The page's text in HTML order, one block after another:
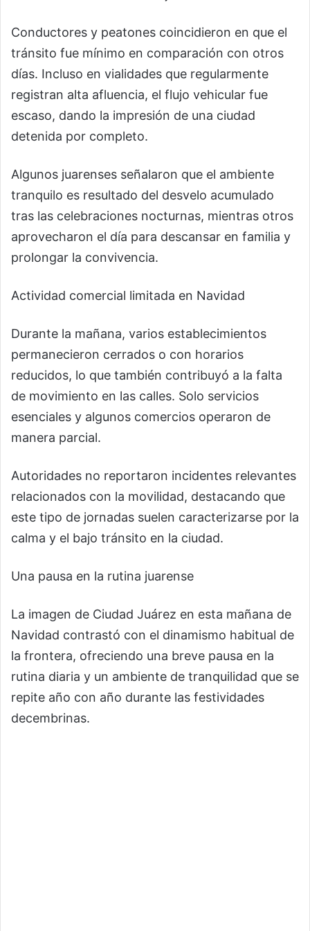
Conductores y peatones coincidieron en que el
tránsito fue mínimo en comparación con otros
días. Incluso en vialidades que regularmente
registran alta afluencia, el flujo vehicular fue
escaso, dando la impresión de una ciudad
detenida por completo.
Algunos juarenses señalaron que el ambiente
tranquilo es resultado del desvelo acumulado
tras las celebraciones nocturnas, mientras otros
aprovecharon el día para descansar en familia y
prolongar la convivencia.
Actividad comercial limitada en Navidad
Durante la mañana, varios establecimientos
permanecieron cerrados o con horarios
reducidos, lo que también contribuyó a la falta
de movimiento en las calles. Solo servicios
esenciales y algunos comercios operaron de
manera parcial.
Autoridades no reportaron incidentes relevantes
relacionados con la movilidad, destacando que
este tipo de jornadas suelen caracterizarse por la
calma y el bajo tránsito en la ciudad.
Una pausa en la rutina juarense
La imagen de Ciudad Juárez en esta mañana de
Navidad contrastó con el dinamismo habitual de
la frontera, ofreciendo una breve pausa en la
rutina diaria y un ambiente de tranquilidad que se
repite año con año durante las festividades
decembrinas.